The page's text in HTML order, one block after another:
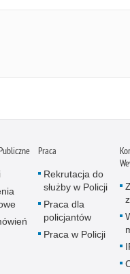
Praca
Rekrutacja do
służby w Policji
Praca dla
policjantów
Praca w Policji